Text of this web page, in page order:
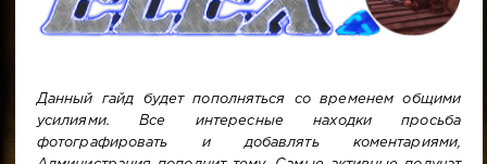
Данный гайд будет пополняться со временем общими
усилиями. Все интересные находки просьба
фотографировать и добавлять коментариями,